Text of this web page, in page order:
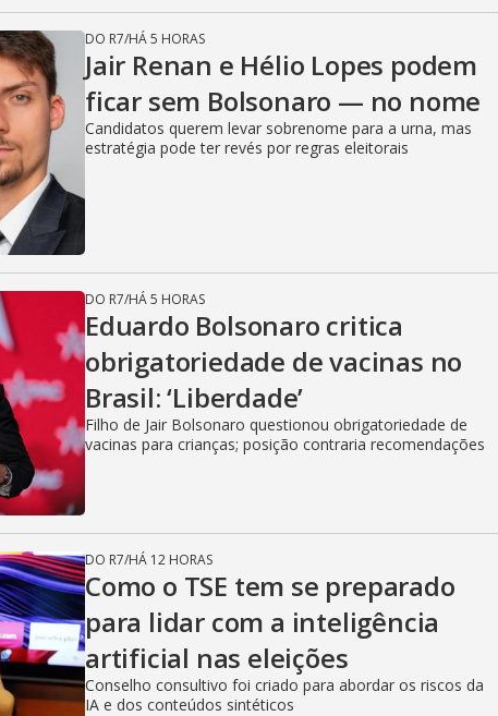
DO R7/HÁ 5 HORAS
Jair Renan e Hélio Lopes podem
ficar sem Bolsonaro — no nome
Candidatos querem levar sobrenome para a urna, mas
estratégia pode ter revés por regras eleitorais
DO R7/HÁ 5 HORAS
Eduardo Bolsonaro critica
obrigatoriedade de vacinas no
Brasil: ‘Liberdade’
Filho de Jair Bolsonaro questionou obrigatoriedade de
vacinas para crianças; posição contraria recomendações
DO R7/HÁ 12 HORAS
Como o TSE tem se preparado
para lidar com a inteligência
artificial nas eleições
Conselho consultivo foi criado para abordar os riscos da
IA e dos conteúdos sintéticos